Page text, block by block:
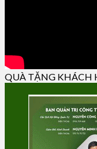
QUÀ TẶNG KHÁCH